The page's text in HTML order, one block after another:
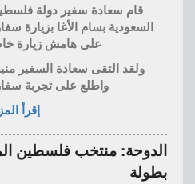
قام سعادة سفير دولة
السعودية بسام الأغا بزيارة
على هامش زيارة
ولقد التقى سعادة السفير
واطلع على تجربة
إقرأ
الدوحة: منتخب فلسطين
بطولة